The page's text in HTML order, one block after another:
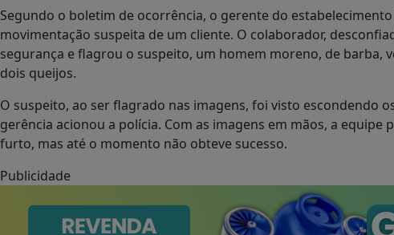
Segundo o boletim de ocorrência, o gerente do
movimentação suspeita de um cliente. O colaborador,
segurança e flagrou o suspeito, um homem moreno, de barba,
dois queijos.
O suspeito, ao ser flagrado nas imagens, foi visto escondendo
gerência acionou a polícia. Com as imagens em mãos, a
furto, mas até o momento não obteve sucesso.
Publicidade